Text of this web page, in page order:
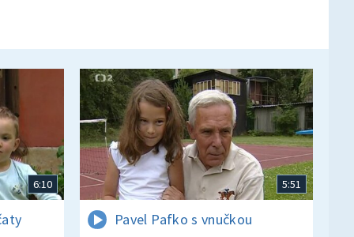
6:10 5:51
Pavel Pafko s vnučkou